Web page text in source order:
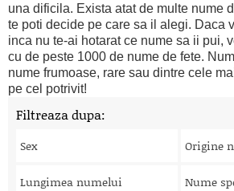
una dificila. Exista atat de multe nume
te poti decide pe care sa il alegi. Daca
inca nu te-ai hotarat ce nume sa ii pui,
cu de peste 1000 de nume de fete.
nume frumoase, rare sau dintre cele
pe cel potrivit!
Filtreaza dupa:
Sex Origine
Lungimea numelui Nume